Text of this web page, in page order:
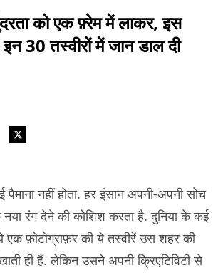
को एक फ़्रेम में लाकर, इस
30 तस्वीरों में जान डाल दी
पैमाना नहीं होता. हर इंसान अपनी-अपनी सोच
रंग देने की कोशिश करता है. दुनिया के कई
फ़ोटोग्राफ़र की ये तस्वीरें उस शहर की
ही हैं. लेकिन उसने अपनी क्रिएटिविटी से